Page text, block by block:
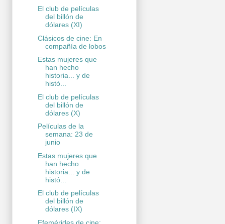
El club de películas
del billón de
dólares (XI)
Clásicos de cine: En
compañía de lobos
Estas mujeres que
han hecho
historia... y de
histó...
El club de películas
del billón de
dólares (X)
Películas de la
semana: 23 de
junio
Estas mujeres que
han hecho
historia... y de
histó...
El club de películas
del billón de
dólares (IX)